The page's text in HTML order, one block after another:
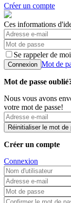
Créer un compte
Ces informations
Se rappeler de moi
Connexion Mot de
Mot de passe
Nous vous avons
votre mot de passe!
Réinitialiser le mot de
Créer un compte
Connexion